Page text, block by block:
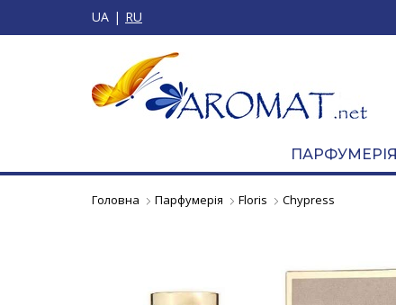
UA RU
ПАРФУМЕРІЯ
Головна Парфумерія Floris Chypress